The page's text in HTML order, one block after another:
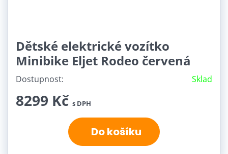
Dětské elektrické vozítko
Minibike Eljet Rodeo červená
Dostupnost: Sklad
8299 Kč s DPH
Do košíku